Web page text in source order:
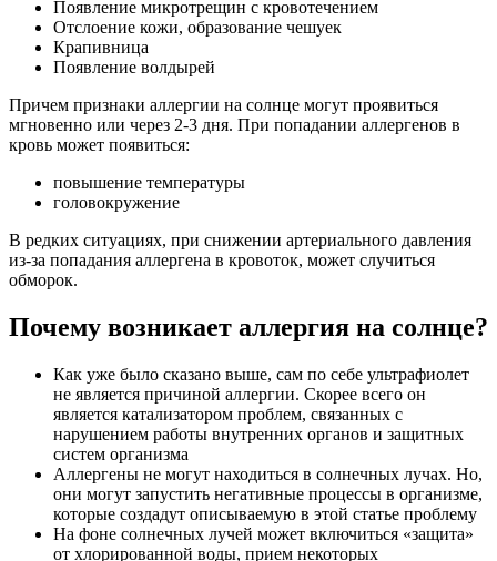
Появление микротрещин с кровотечением
Отслоение кожи, образование чешуек
Крапивница
Появление волдырей
Причем признаки аллергии на солнце могут проявиться
мгновенно или через 2-3 дня. При попадании аллергенов в
кровь может появиться:
повышение температуры
головокружение
В редких ситуациях, при снижении артериального давления
из-за попадания аллергена в кровоток, может случиться
обморок.
Почему возникает аллергия на солнце?
Как уже было сказано выше, сам по себе ультрафиолет
не является причиной аллергии. Скорее всего он
является катализатором проблем, связанных с
нарушением работы внутренних органов и защитных
систем организма
Аллергены не могут находиться в солнечных лучах. Но,
они могут запустить негативные процессы в организме,
которые создадут описываемую в этой статье проблему
На фоне солнечных лучей может включиться «защита»
от хлорированной воды, прием некоторых